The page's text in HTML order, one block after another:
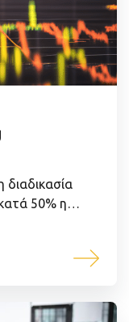
50% η…